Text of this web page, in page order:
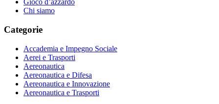
Gioco d’azzardo
Chi siamo
Categorie
Accademia e Impegno Sociale
Aerei e Trasporti
Aereonautica
Aereonautica e Difesa
Aereonautica e Innovazione
Aereonautica e Trasporti